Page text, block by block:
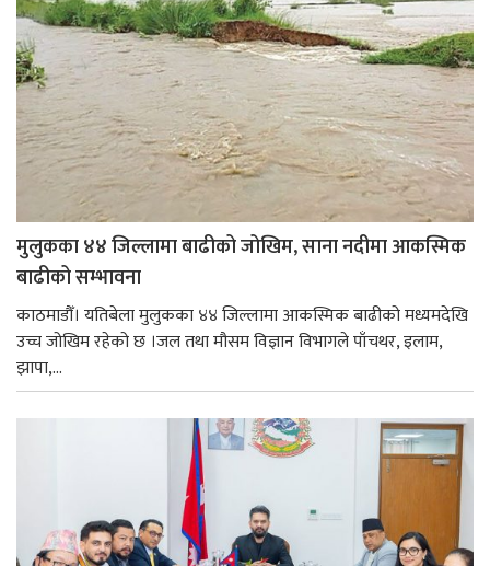
मुलुकका ४४ जिल्लामा बाढीको जोखिम, साना नदीमा आकस्मिक
बाढीको सम्भावना
काठमाडौँ। यतिबेला मुलुकका ४४ जिल्लामा आकस्मिक बाढीको मध्यमदेखि
उच्च जोखिम रहेको छ ।जल तथा मौसम विज्ञान विभागले पाँचथर, इलाम,
झापा,...